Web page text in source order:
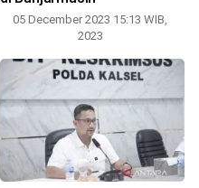
05 December 2023 15:13 WIB,
2023